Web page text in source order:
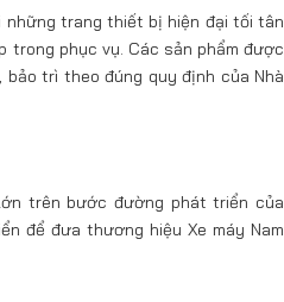
những trang thiết bị hiện đại tối tân
trong phục vụ. Các sản phẩm được
trì theo đúng quy định của Nhà
trên bước đường phát triển của
để đưa thương hiệu Xe máy Nam